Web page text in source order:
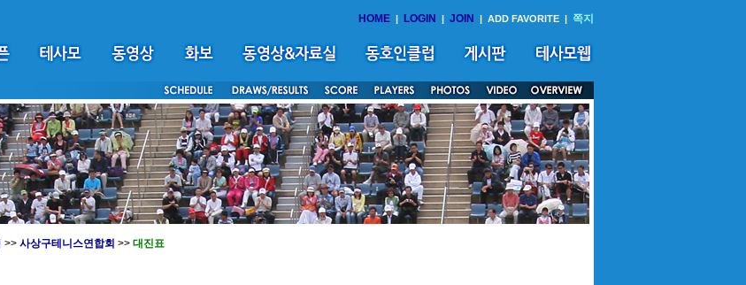
HOME | LOGIN | JOIN | ADD FAVORITE | 쪽지
>> 사상구테니스연합회 >> 대진표